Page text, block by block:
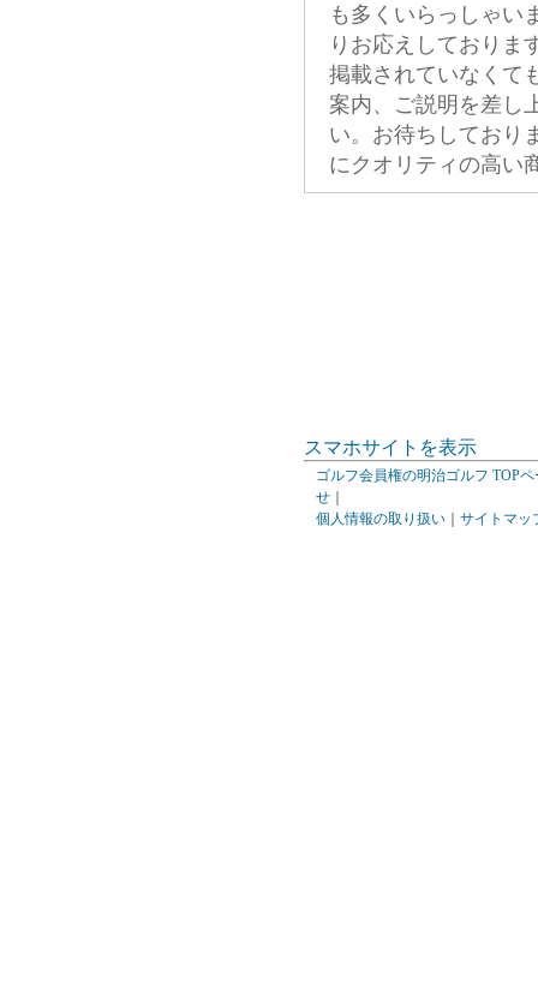
も多くいらっしゃい
りお応えしておりま
掲載されていなくて
案内、ご説明を差し
い。お待ちしており
にクオリティの高い
スマホサイトを表示
ゴルフ会員権の明治ゴルフ TOPペ
せ
個人情報の取り扱い
サイトマッ